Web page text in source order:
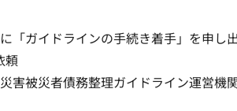
「ガイドラインの手続き着手」を申し出
頼
害被災者債務整理ガイドライン運営機